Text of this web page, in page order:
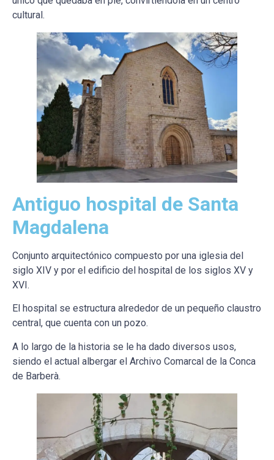
cultural.
Antiguo hospital de Santa
Magdalena
Conjunto arquitectónico compuesto por una iglesia del
siglo XIV y por el edificio del hospital de los siglos XV y
XVI.
El hospital se estructura alrededor de un pequeño claustro
central, que cuenta con un pozo.
A lo largo de la historia se le ha dado diversos usos,
siendo el actual albergar el Archivo Comarcal de la Conca
de Barberà.